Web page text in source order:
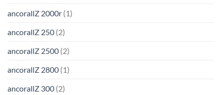
ancorallZ 2000r (1)
ancorallZ 250 (2)
ancorallZ 2500 (2)
ancorallZ 2800 (1)
ancorallZ 300 (2)